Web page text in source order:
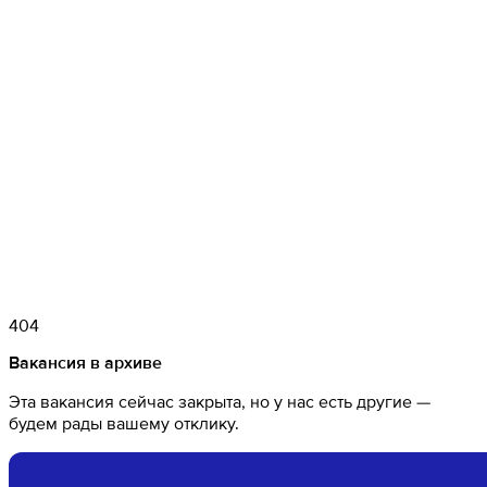
404
Вакансия в архиве
Эта вакансия сейчас закрыта, но у нас есть другие —
будем рады вашему отклику.